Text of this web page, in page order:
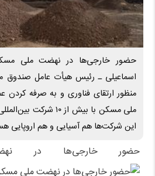
حضور خارجی‌ها در نهضت ملی
اسماعیلی ـ رئیس هیأت عامل صندوق
منظور ارتقای فناوری و به صرفه‌
ملی مسکن با بیش از
این شرکت‌ها هم آسیایی و هم اروپایی
حضور خارجی‌ها در